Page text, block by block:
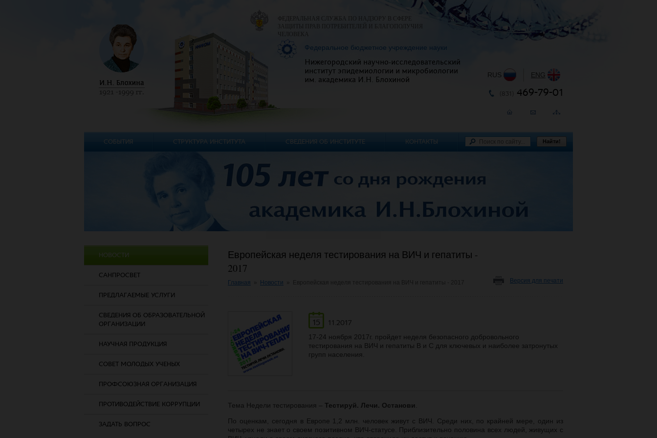
НОВОСТИ
САНПРОСВЕТ
ПРЕДЛАГАЕМЫЕ УСЛУГИ
СВЕДЕНИЯ ОБ ОБРАЗОВАТЕЛЬНОЙ
ОРГАНИЗАЦИИ
НАУЧНАЯ ПРОДУКЦИЯ
СОВЕТ МОЛОДЫХ УЧЕНЫХ
ПРОФСОЮЗНАЯ ОРГАНИЗАЦИЯ
ПРОТИВОДЕЙСТВИЕ КОРРУПЦИИ
ЗАДАТЬ ВОПРОС
Европейская неделя тестирования на ВИЧ и гепатиты -
2017
Главная Новости Версия для печати
15
11.2017
17-24 ноября 2017г. пройдет неделя безопасного добровольного
тестирования на ВИЧ и гепатиты В и С для ключевых и наиболее затронутых
групп населения.
Тема Недели тестирования – Тестируй. Лечи. Останови
По оценкам, сегодня в Европе 1,2 млн. человек живут с ВИЧ. Среди них, по крайней мере, один из
четырех не знает о своем позитивном ВИЧ-статусе. Приблизительно половина всех людей, живущих с
ФЕДЕРАЛЬНАЯ СЛУЖБА ПО НАДЗОРУ В СФЕРЕ
ЗАЩИТЫ ПРАВ ПОТРЕБИТЕЛЕЙ И БЛАГОПОЛУЧИЯ
ЧЕЛОВЕКА
Федеральное бюджетное учреждение науки
Нижегородский научно-исследовательский
институт эпидемиологии и микробиологии
им. академика И.Н. Блохиной
RUS ENG
469-79-01
СОБЫТИЯ СТРУКТУРА ИНСТИТУТА СВЕДЕНИЯ ОБ ИНСТИТУТЕ КОНТАКТЫ Найти!